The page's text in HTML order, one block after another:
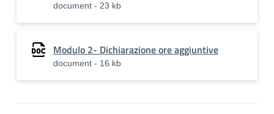
document - 23 kb
Modulo 2- Dichiarazione ore aggiuntive
document - 16 kb